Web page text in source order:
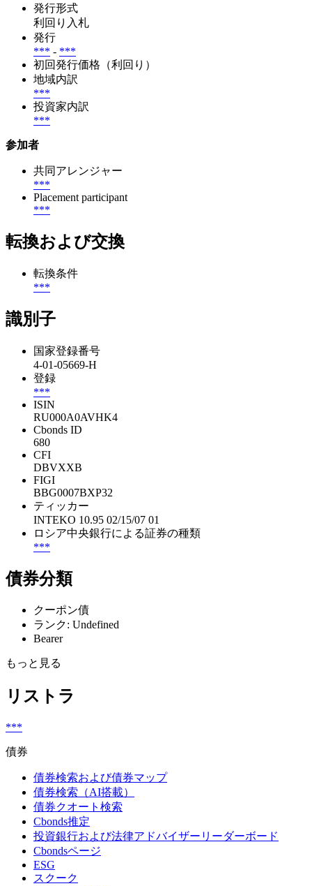
発行形式
利回り入札
発行
*** - ***
初回発行価格（利回り）
地域内訳
***
投資家内訳
***
参加者
共同アレンジャー
***
Placement participant
***
転換および交換
転換条件
***
識別子
国家登録番号
4-01-05669-H
登録
***
ISIN
RU000A0AVHK4
Cbonds ID
680
CFI
DBVXXB
FIGI
BBG0007BXP32
ティッカー
INTEKO 10.95 02/15/07 01
ロシア中央銀行による証券の種類
***
債券分類
クーポン債
ランク: Undefined
Bearer
もっと見る
リストラ
***
債券
債券検索および債券マップ
債券検索（AI搭載）
債券クオート検索
Cbonds推定
投資銀行および法律アドバイザーリーダーボード
Cbondsページ
ESG
スクーク